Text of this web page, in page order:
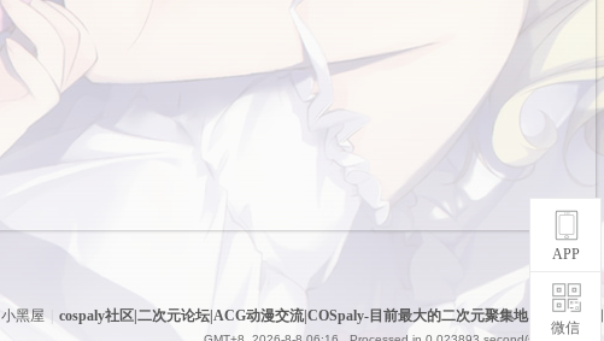
小黑屋 cospaly社区|二次元论坛|ACG动漫交流|COSpaly-目前最大的二次元聚集地 网站地图
APP
微信